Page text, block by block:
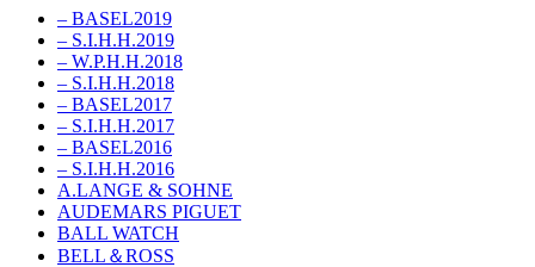
– BASEL2019
– S.I.H.H.2019
– W.P.H.H.2018
– S.I.H.H.2018
– BASEL2017
– S.I.H.H.2017
– BASEL2016
– S.I.H.H.2016
A.LANGE & SOHNE
AUDEMARS PIGUET
BALL WATCH
BELL＆ROSS